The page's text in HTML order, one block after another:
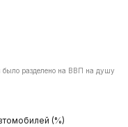
было разделено на ВВП на душу
(%)